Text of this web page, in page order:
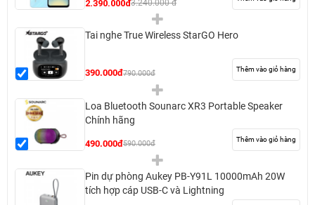
2.390.000đ3.240.000 đ
Tai nghe True Wireless StarGO Hero
390.000đ790.000đ Thêm vào giỏ hàng
Loa Bluetooth Sounarc XR3 Portable Speaker
Chính hãng
490.000đ590.000đ Thêm vào giỏ hàng
Pin dự phòng Aukey PB-Y91L 10000mAh 20W
tích hợp cáp USB-C và Lightning